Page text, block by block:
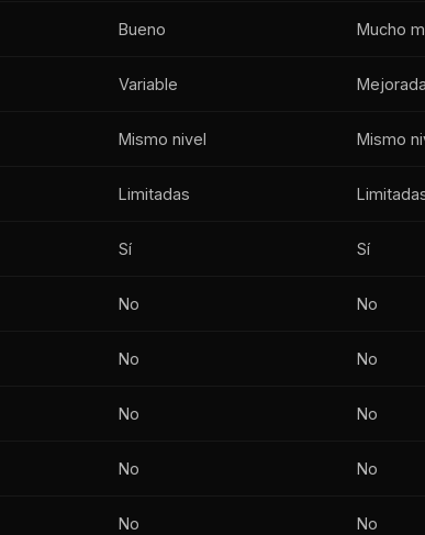
Bueno Mucho
Variable Mejorada
Mismo nivel Mismo
Limitadas
Sí Sí
No No
No No
No No
No No
No No